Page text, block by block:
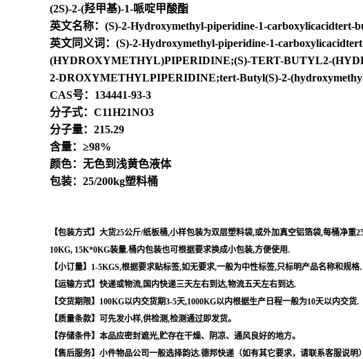
(2S)-2-(羟甲基)-1-哌啶甲酸酯
英文名称：(S)-2-Hydroxymethyl-piperidine-1-carboxylicacidtert-
英文同义词：(S)-2-Hydroxymethyl-piperidine-1-
(HYDROXYMETHYL)PIPERIDINE;(S)-TERT-BUTYL2-
2-DROXYMETHYLPIPERIDINE;tert-Butyl(S)-2-
CAS号：134441-93-3
分子式：C11H21NO3
分子量：215.29
含量：≥98%
颜色：无色到浅黄色液体
包装：25/200kg塑料桶
【包装方式】大货25公斤/纸板桶,小样包装为双层塑料袋,或外加真空铝箔袋,每桶净
10KG, 15K*0KG装量.桶内包装也可根据要求换成小包装,方便使用.
【小订量】1-5KGS,根据要求贴标签,如无要求,一般为中性标签,只标明产品名称和规格.
【运输方式】快递或物流,国内快递三天左右到达,物流五天左右到达.
【交货期限】100KG以内交货期3-5天,1000KG以内根据生产日程一般为10天以内交货.
【质量条款】可先发小样,供检测,检测通过即发货。
【存储条件】本品应密封遮光,贮存在干燥、阴凉、通风良好的地方。
【售后服务】小件物品公司一般选择韵达.德邦快递（如有其它要求，请联系客服说